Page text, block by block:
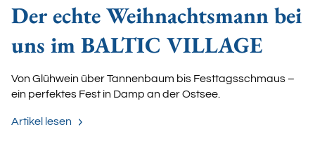
Der echte Weihnachtsmann bei
uns im BALTIC VILLAGE
Von Glühwein über Tannenbaum bis Festtagsschmaus –
ein perfektes Fest in Damp an der Ostsee.
Artikel lesen